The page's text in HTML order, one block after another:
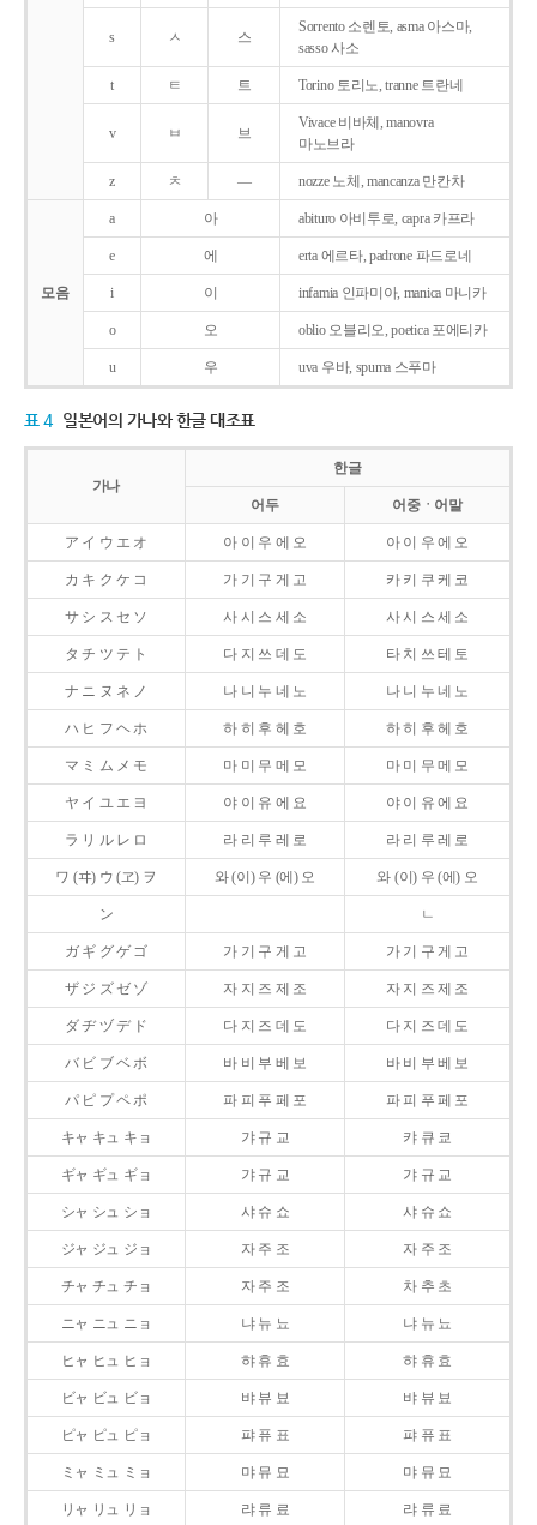
s ㅅ 스
Sorrento 소렌토, asma 아스마,
sasso 사소
t ㅌ 트 Torino 토리노, tranne 트란네
v ㅂ 브
Vivace 비바체, manovra
마노브라
z ㅊ ― nozze 노체, mancanza 만칸차
모음
a 아 abituro 아비투로, capra 카프라
e 에 erta 에르타, padrone 파드로네
i 이 infamia 인파미아, manica 마니카
o 오 oblio 오블리오, poetica 포에티카
u 우 uva 우바, spuma 스푸마
표 4 일본어의 가나와 한글 대조표
가나
한글
어두 어중ㆍ어말
ア イ ウ エ オ 아 이 우 에 오 아 이 우 에 오
カ キ ク ケ コ 가 기 구 게 고 카 키 쿠 케 코
サ シ ス セ ソ 사 시 스 세 소 사 시 스 세 소
タ チ ツ テ ト 다 지 쓰 데 도 타 치 쓰 테 토
ナ ニ ヌ ネ ノ 나 니 누 네 노 나 니 누 네 노
ハ ヒ フ ヘ ホ 하 히 후 헤 호 하 히 후 헤 호
マ ミ ム メ モ 마 미 무 메 모 마 미 무 메 모
ヤ イ ユ エ ヨ 야 이 유 에 요 야 이 유 에 요
ラ リ ル レ ロ 라 리 루 레 로 라 리 루 레 로
ワ (ヰ) ウ (ヱ) ヲ 와 (이) 우 (에) 오 와 (이) 우 (에) 오
ン ㄴ
ガ ギ グ ゲ ゴ 가 기 구 게 고 가 기 구 게 고
ザ ジ ズ ゼ ゾ 자 지 즈 제 조 자 지 즈 제 조
ダ ヂ ヅ デ ド 다 지 즈 데 도 다 지 즈 데 도
バ ビ ブ ベ ボ 바 비 부 베 보 바 비 부 베 보
パ ピ プ ペ ポ 파 피 푸 페 포 파 피 푸 페 포
キャ キュ キョ 갸 규 교 캬 큐 쿄
ギャ ギュ ギョ 갸 규 교 갸 규 교
シャ シュ ショ 샤 슈 쇼 샤 슈 쇼
ジャ ジュ ジョ 자 주 조 자 주 조
チャ チュ チョ 자 주 조 차 추 초
ニャ ニュ ニョ 냐 뉴 뇨 냐 뉴 뇨
ヒャ ヒュ ヒョ 햐 휴 효 햐 휴 효
ビャ ビュ ビョ 뱌 뷰 뵤 뱌 뷰 뵤
ピャ ピュ ピョ 퍄 퓨 표 퍄 퓨 표
ミャ ミュ ミョ 먀 뮤 묘 먀 뮤 묘
リャ リュ リョ 랴 류 료 랴 류 료